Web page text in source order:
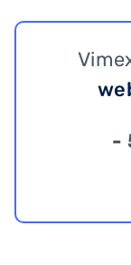
-